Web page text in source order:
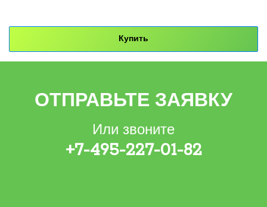
Купить
ОТПРАВЬТЕ ЗАЯВКУ
Или звоните
+7-495-227-01-82